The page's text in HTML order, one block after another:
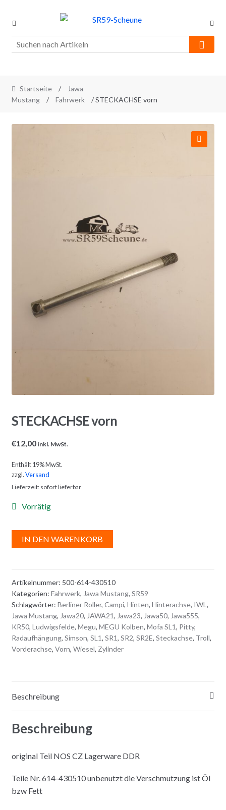
Skip
navigation
Skip
content
Startseite /
Jawa
Mustang
/ Fahrwerk / STECKACHSE vorn
STECKACHSE vorn
€12,00 inkl. MwSt.
Enthält 19% MwSt.
zzgl.Versand
Lieferzeit: sofort lieferbar
Vorrätig
IN DEN WARENKORB
l
r
t
i
v
Artikelnummer: 500-614-430510
Kategorien: Fahrwerk, Jawa Mustang, SR59
Schlagwörter: Berliner Roller, Campi, Hinten, Hinterachse, IWL ,
Jawa Mustang, Jawa20, JAWA21, Jawa23, Jawa50, Jawa555,
KR50, Ludwigsfelde, Megu, MEGU Kolben, Mofa SL1, Pitty,
Radaufhängung, Simson, SL1, SR1, SR2, SR2E, Steckachse, Troll,
Vorderachse, Vorn, Wiesel, Zylinder
Beschreibung
Beschreibung
original Teil NOS CZ Lagerware DDR
Teile Nr. 614-430510 unbenutzt die Verschmutzung ist Öl
bzw Fett